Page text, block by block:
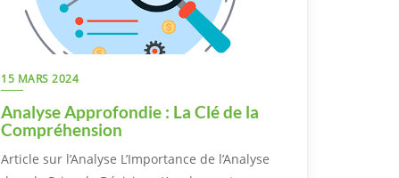
15 MARS 2024
Analyse Approfondie : La Clé de la
Compréhension
Article sur l’Analyse L’Importance de l’Analyse